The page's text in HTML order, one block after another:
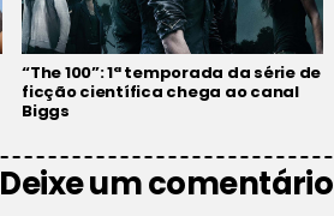
“The 100”: 1ª temporada da série de
ficção científica chega ao canal
Biggs
Deixe um comentário